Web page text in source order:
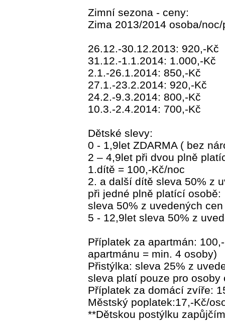
Zimní sezona - ceny:
Zima 2013/2014 osoba/
26.12.-30.12.2013: 920,-Kč
31.12.-1.1.2014: 1.000,-Kč
2.1.-26.1.2014: 850,-Kč
27.1.-23.2.2014: 920,-Kč
24.2.-9.3.2014: 800,-Kč
10.3.-2.4.2014: 700,-Kč
Dětské slevy:
0 - 1,9let ZDARMA ( bez
2 – 4,9let při dvou plně
1.dítě = 100,-Kč/noc
2. a další dítě sleva 50% z
při jedné plně platící osobě:
sleva 50% z uvedených
5 - 12,9let sleva 50% z
Příplatek za apartmán:
apartmánu = min. 4 osoby)
Přistýlka: sleva 25% z
sleva platí pouze pro osoby
Příplatek za domácí zvíře:
Městský poplatek:17,-Kč/
**Dětskou postýlku